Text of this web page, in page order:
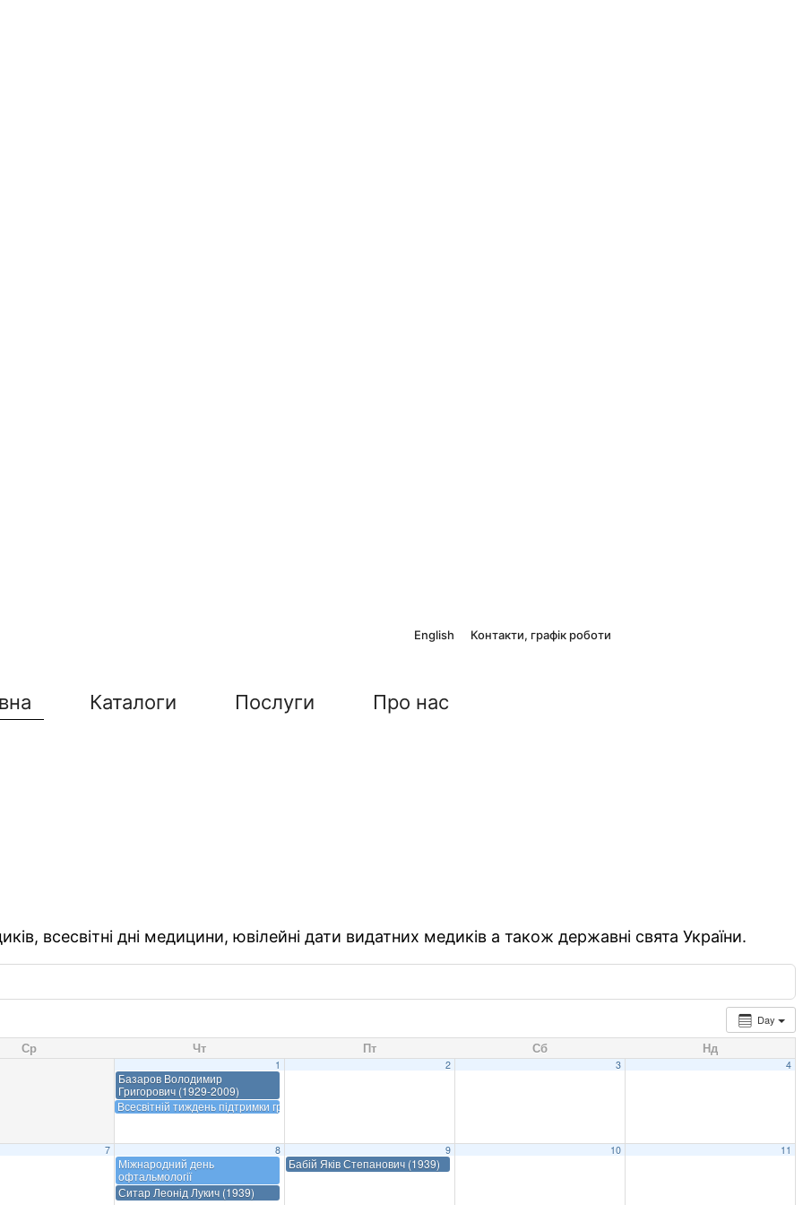
English Контакти, графік роботи
Каталоги Послуги Про нас
всесвітні дні медицини, ювілейні дати видатних медиків а також державні свята України.
Day
Ср Чт Пт Сб Нд
1
Базаров Володимир
Григорович (1929-2009)
Всесвітній тиждень підтримки грудного вигодовування
2 3 4
7 8
Міжнародний день
офтальмології
Ситар Леонід Лукич (1939)
9
Бабій Яків Степанович (1939)
10 11